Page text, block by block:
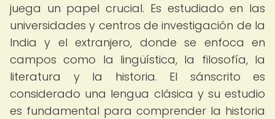
juega un papel crucial. Es estudiado en las
universidades y centros de investigación de la
India y el extranjero, donde se enfoca en
campos como la lingüística, la filosofía, la
literatura y la historia. El sánscrito es
considerado una lengua clásica y su estudio
es fundamental para comprender la historia